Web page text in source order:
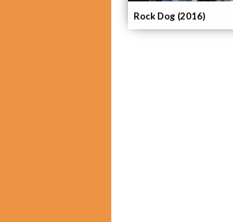
Rock Dog (2016)